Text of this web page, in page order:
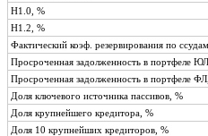
Н1.0, %
Н1.2, %
Фактический коэф. резервирования по
Просроченная задолженность в портфеле
Просроченная задолженность в портфеле
Доля ключевого источника пассивов, %
Доля крупнейшего кредитора, %
Доля 10 крупнейших кредиторов, %